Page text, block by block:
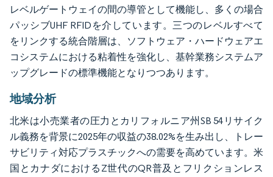
レベルゲートウェイの間の導管として機能し、多くの場合
パッシブUHF RFIDを介しています。三つのレベルすべて
をリンクする統合階層は、ソフトウェア・ハードウェアエ
コシステムにおける粘着性を強化し、基幹業務システムア
ップグレードの標準機能となりつつあります。
地域分析
北米は小売業者の圧力とカリフォルニア州SB 54リサイク
ル義務を背景に2025年の収益の38.02%を生み出し、トレー
サビリティ対応プラスチックへの需要を高めています。米
国とカナダにおけるZ世代のQR普及とフリクションレス